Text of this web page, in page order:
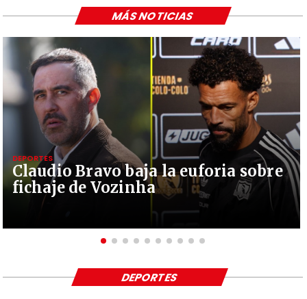
Claudio Bravo baja la euforia sobre
fichaje de Vozinha
DEPORTES
MÁS NOTICIAS
DEPORTES